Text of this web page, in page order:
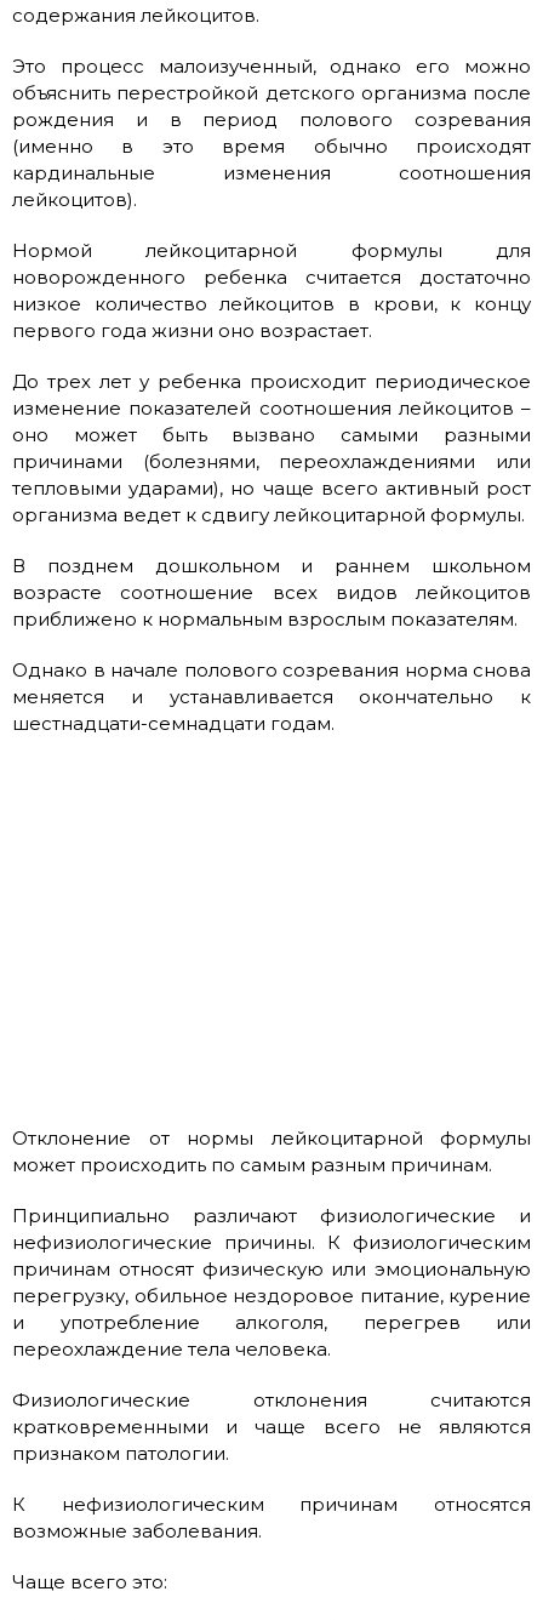
содержания лейкоцитов.
Это процесс малоизученный, однако его можно
объяснить перестройкой детского организма после
рождения и в период полового созревания
(именно в это время обычно происходят
кардинальные изменения соотношения
лейкоцитов).
Нормой лейкоцитарной формулы для
новорожденного ребенка считается достаточно
низкое количество лейкоцитов в крови, к концу
первого года жизни оно возрастает.
До трех лет у ребенка происходит периодическое
изменение показателей соотношения лейкоцитов –
оно может быть вызвано самыми разными
причинами (болезнями, переохлаждениями или
тепловыми ударами), но чаще всего активный рост
организма ведет к сдвигу лейкоцитарной формулы.
В позднем дошкольном и раннем школьном
возрасте соотношение всех видов лейкоцитов
приближено к нормальным взрослым показателям.
Однако в начале полового созревания норма снова
меняется и устанавливается окончательно к
шестнадцати-семнадцати годам.
Отклонение от нормы лейкоцитарной формулы
может происходить по самым разным причинам.
Принципиально различают физиологические и
нефизиологические причины. К физиологическим
причинам относят физическую или эмоциональную
перегрузку, обильное нездоровое питание, курение
и употребление алкоголя, перегрев или
переохлаждение тела человека.
Физиологические отклонения считаются
кратковременными и чаще всего не являются
признаком патологии.
К нефизиологическим причинам относятся
возможные заболевания.
Чаще всего это: